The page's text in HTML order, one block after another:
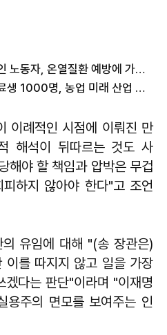
송미령 장관 "농업인·외국인 노동자, 온열질환 예방에 가용자원 총동원"
송미령 장관 "스마트팜 수료생 1000명, 농업 미래 산업 전환의 상징"
이례적인 시점에 이뤄진 만
해석이 뒤따르는 것도 사
해야 할 책임과 압박은 무겁
하지 않아야 한다"고 조언
유임에 대해 "(송 장관은)
이를 따지지 않고 일을 가장
다는 판단"이라며 "이재명
용주의 면모를 보여주는 인